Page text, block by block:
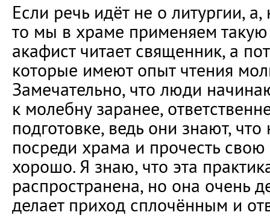
Если речь идёт не о литургии,
то мы в храме применяем такую
акафист читает священник, а
которые имеют опыт чтения
Замечательно, что люди
к молебну заранее,
подготовке, ведь они знают, что
посреди храма и прочесть свою
хорошо. Я знаю, что эта
распространена, но она очень
делает приход сплочённым и